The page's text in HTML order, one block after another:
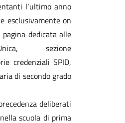
l‘ultimo anno
esclusivamente on
dedicata alle
sezione
credenziali SPID,
di secondo grado
deliberati
scuola di prima